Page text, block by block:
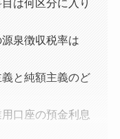
は何区分に入り
泉徴収税率は
と純額主義のど
口座の預金利息